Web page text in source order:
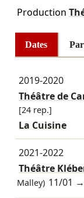
Production
Dates
2019-2020
Théâtre de
[24 rep.]
La Cuisine
2021-2022
Théâtre
Malley) 11/01